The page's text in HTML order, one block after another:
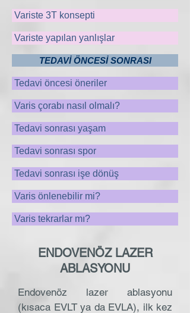
Variste 3T konsepti
Variste yapılan yanlışlar
TEDAVİ ÖNCESİ SONRASI
Tedavi öncesi öneriler
Varis çorabı nasıl olmalı?
Tedavi sonrası yaşam
Tedavi sonrası spor
Tedavi sonrası işe dönüş
Varis önlenebilir mi?
Varis tekrarlar mı?
Endovenöz lazer ablasyonu
(kısaca EVLT ya da EVLA), ilk kez
ENDOVENÖZ LAZER
ABLASYONU